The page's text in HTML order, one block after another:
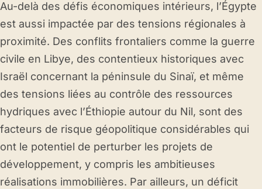
Au-delà des défis économiques intérieurs, l’Égypte
est aussi impactée par des tensions régionales à
proximité. Des conflits frontaliers comme la guerre
civile en Libye, des contentieux historiques avec
Israël concernant la péninsule du Sinaï, et même
des tensions liées au contrôle des ressources
hydriques avec l’Éthiopie autour du Nil, sont des
facteurs de risque géopolitique considérables qui
ont le potentiel de perturber les projets de
développement, y compris les ambitieuses
réalisations immobilières. Par ailleurs, un déficit